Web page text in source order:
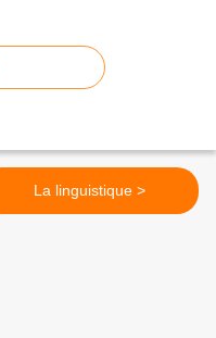
La linguistique >